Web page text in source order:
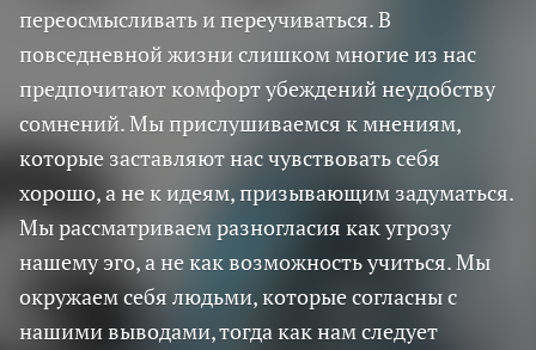
переосмысливать и переучиваться. В
повседневной жизни слишком многие из нас
предпочитают комфорт убеждений неудобству
сомнений. Мы прислушиваемся к мнениям,
которые заставляют нас чувствовать себя
хорошо, а не к идеям, призывающим задуматься.
Мы рассматриваем разногласия как угрозу
нашему эго, а не как возможность учиться. Мы
окружаем себя людьми, которые согласны с
нашими выводами, тогда как нам следует